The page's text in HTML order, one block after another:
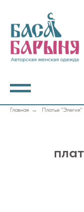
Главная → Платье "Элегия"